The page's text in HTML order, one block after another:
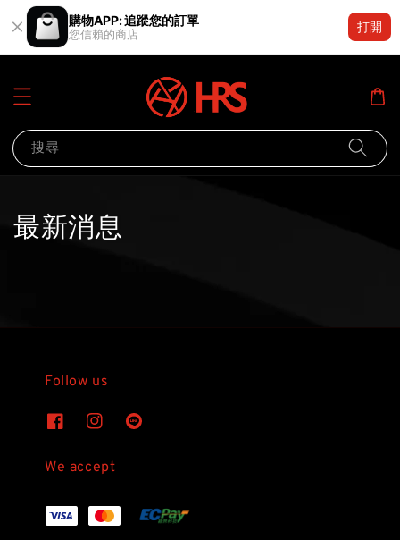
購物APP: 追蹤您的訂單
您信賴的商店
打開
搜尋
最新消息
Follow us
We accept